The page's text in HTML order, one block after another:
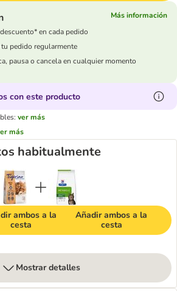
Más información
en cada pedido
tu pedido regularmente
pausa o cancela en cualquier momento
con este producto
ver más
más
habitualmente
ambos a la
cesta
Añadir ambos a la
cesta
Mostrar detalles